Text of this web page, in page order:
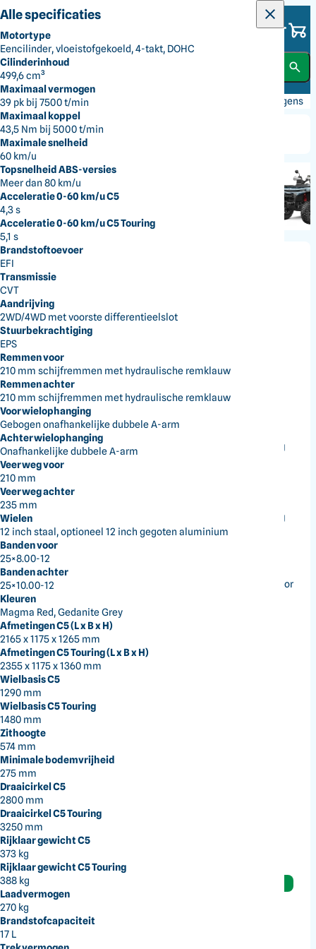
Alle categorieën
Gras en Grond
Bomen en Struiken
Reiniging en Terrein
Accu's en Laders
Handgereedschap
Smederij
Terug Reiniging en Terrein Transportwagens
CFMoto
Quad C5 & C5 Touring
499,6 cc, standaard EPS
Artikelnummer:C5 gedanite gray
Direct leverbaar
Gedaninte gray Op aanvraag
Op aanvraag
Krachtige 500 cc
De 499,6 cc motor levert 39 pk en 43,5 Nm koppel voor
Standaard EPS
Elektrische stuurbekrachtiging zorgt voor lichte en
gecontroleerde besturing.
Hoog trekvermogen
Met 612 kg trekcapaciteit zijn de C5-modellen
werkzaamheden.
Op aanvraag
Neemcontactop voor de mogelijkheden
+€ 89,00verzending
iDEAL - Betaal gemakkelijk via iDeal
Alle specificaties
Motortype
Eencilinder, vloeistofgekoeld, 4-takt, DOHC
Cilinderinhoud
499,6 cm³
Maximaal vermogen
39 pk bij 7500 t/min
Maximaal koppel
43,5 Nm bij 5000 t/min
Maximale snelheid
60 km/u
Topsnelheid ABS-versies
Meer dan 80 km/u
Acceleratie 0-60 km/u C5
4,3 s
Acceleratie 0-60 km/u C5 Touring
5,1 s
Brandstoftoevoer
EFI
Transmissie
CVT
Aandrijving
2WD/4WD met voorste differentieelslot
Stuurbekrachtiging
EPS
Remmen voor
210 mm schijfremmen met hydraulische remklauw
Remmen achter
210 mm schijfremmen met hydraulische remklauw
Voorwielophanging
Gebogen onafhankelijke dubbele A-arm
Achterwielophanging
Onafhankelijke dubbele A-arm
Veerweg voor
210 mm
Veerweg achter
235 mm
Wielen
12 inch staal, optioneel 12 inch gegoten aluminium
Banden voor
25×8.00-12
Banden achter
25×10.00-12
Kleuren
Magma Red, Gedanite Grey
Afmetingen C5 (L x B x H)
2165 x 1175 x 1265 mm
Afmetingen C5 Touring (L x B x H)
2355 x 1175 x 1360 mm
Wielbasis C5
1290 mm
Wielbasis C5 Touring
1480 mm
Zithoogte
574 mm
Minimale bodemvrijheid
275 mm
Draaicirkel C5
2800 mm
Draaicirkel C5 Touring
3250 mm
Rijklaar gewicht C5
373 kg
Rijklaar gewicht C5 Touring
388 kg
Laadvermogen
270 kg
Brandstofcapaciteit
17 L